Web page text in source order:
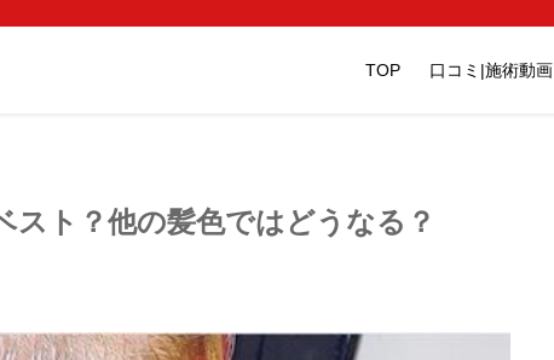
TOP 口コミ|施術動画
スト？他の髪色ではどうなる？